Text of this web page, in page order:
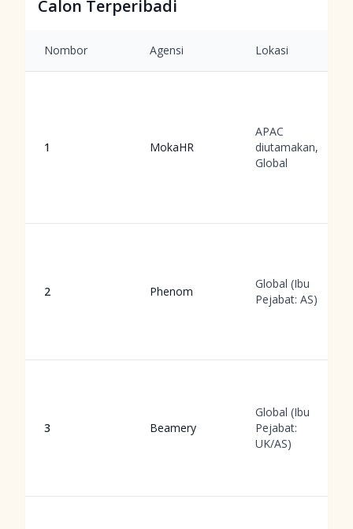
Calon Terperibadi
Nombor Agensi Lokasi
1 MokaHR
APAC
diutamakan,
Global
2 Phenom
Global (Ibu
Pejabat: AS)
3 Beamery
Global (Ibu
Pejabat:
UK/AS)